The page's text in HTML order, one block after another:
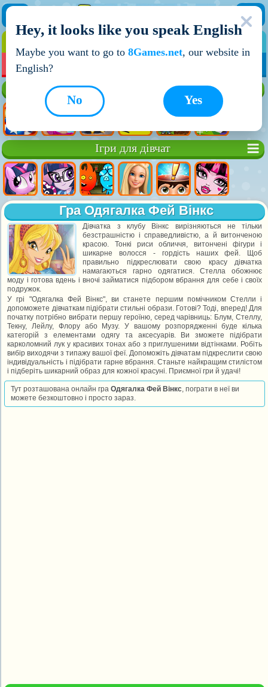
НОВІ ІГРИ
Ігри для дівчат
Гра Одягалка Фей Вінкс
Дівчатка з клубу Вінкс вирізняються не тільки
безстрашністю і справедливістю, а й витонченою
красою. Тонкі риси обличчя, витончені фігури і
шикарне волосся - гордість наших фей. Щоб
правильно підкреслювати свою красу дівчатка
намагаються гарно одягатися. Стелла обожнює
моду і готова вдень і вночі займатися підбором вбрання для себе і своїх
подружок.
У грі "Одягалка Фей Вінкс", ви станете першим помічником Стелли і
допоможете дівчаткам підібрати стильні образи. Готові? Тоді, вперед! Для
початку потрібно вибрати першу героїню, серед чарівниць: Блум, Стеллу,
Текну, Лейлу, Флору або Музу. У вашому розпорядженні буде кілька
категорій з елементами одягу та аксесуарів. Ви зможете підібрати
карколомний лук у красивих тонах або з приглушеними відтінками. Робіть
вибір виходячи з типажу вашої феї. Допоможіть дівчатам підкреслити свою
індивідуальність і підібрати гарне вбрання. Станьте найкращим стилістом
і підберіть шикарний образ для кожної красуні. Приємної гри й удачі!
Тут розташована онлайн граОдягалка Фей Вінкс, пограти в неї ви
можете безкоштовно і просто зараз.
Hey, it looks like you speak English
Maybe you want to go to 8Games.net, our website in
English?
Yes
No